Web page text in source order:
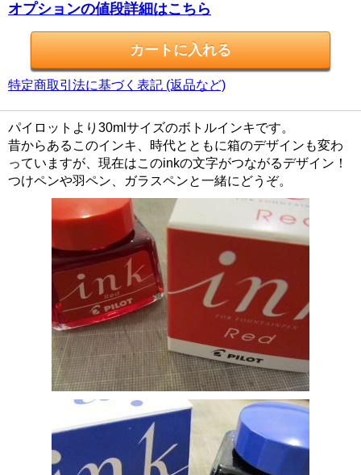
オプションの値段詳細はこちら
特定商取引法に基づく表記 (返品など)
パイロットより30mlサイズのボトルインキです。
昔からあるこのインキ、時代とともに箱のデザインも変わ
っていますが、現在はこのinkの文字がつながるデザイン！
つけペンや羽ペン、ガラスペンと一緒にどうぞ。